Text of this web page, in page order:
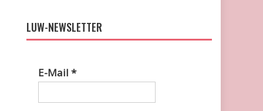
LUW-NEWSLETTER
E-Mail*